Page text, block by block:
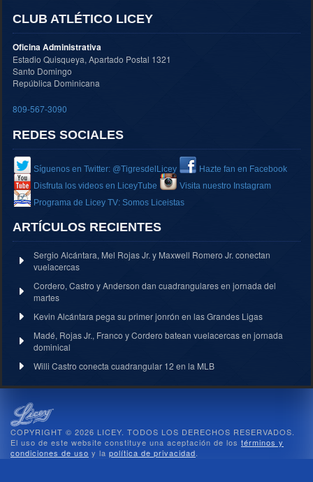
CLUB ATLÉTICO LICEY
Oficina Administrativa
Estadio Quisqueya, Apartado Postal 1321
Santo Domingo
República Dominicana
809-567-3090
REDES SOCIALES
Síguenos en Twitter: @TigresdelLicey
Hazte fan en Facebook
Disfruta los videos en LiceyTube
Visita nuestro Instagram
Programa de Licey TV: Somos Liceistas
ARTÍCULOS RECIENTES
Sergio Alcántara, Mel Rojas Jr. y Maxwell Romero Jr. conectan
vuelacercas
Cordero, Castro y Anderson dan cuadrangulares en jornada del
martes
Kevin Alcántara pega su primer jonrón en las Grandes Ligas
Madé, Rojas Jr., Franco y Cordero batean vuelacercas en jornada
dominical
Willi Castro conecta cuadrangular 12 en la MLB
COPYRIGHT © 2026 LICEY. TODOS LOS DERECHOS RESERVADOS.
El uso de este website constituye una aceptación de los términos y
condiciones de uso y la política de privacidad